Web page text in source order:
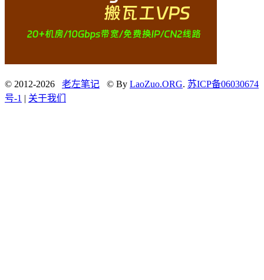
© 2012-2026 老左笔记 © By LaoZuo.ORG. 苏ICP备06030674
号-1 | 关于我们